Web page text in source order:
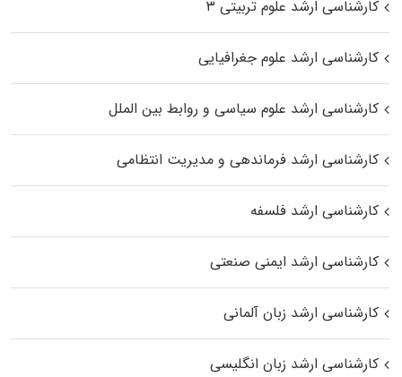
کارشناسی ارشد علوم تربیتی ۳
کارشناسی ارشد علوم جغرافیایی
کارشناسی ارشد علوم سیاسی و روابط بین الملل
کارشناسی ارشد فرماندهی و مدیریت انتظامی
کارشناسی ارشد فلسفه
کارشناسی ارشد ایمنی صنعتی
کارشناسی ارشد زبان آلمانی
کارشناسی ارشد زبان انگلیسی